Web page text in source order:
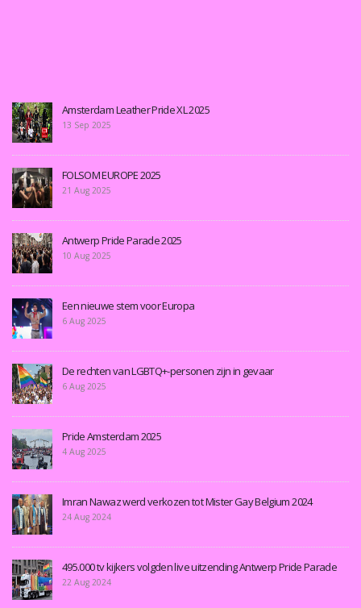
Amsterdam Leather Pride XL 2025
13 Sep 2025
FOLSOM EUROPE 2025
21 Aug 2025
Antwerp Pride Parade 2025
10 Aug 2025
Een nieuwe stem voor Europa
6 Aug 2025
De rechten van LGBTQ+-personen zijn in gevaar
6 Aug 2025
Pride Amsterdam 2025
4 Aug 2025
Imran Nawaz werd verkozen tot Mister Gay Belgium 2024
24 Aug 2024
495.000 tv kijkers volgden live uitzending Antwerp Pride Parade
22 Aug 2024